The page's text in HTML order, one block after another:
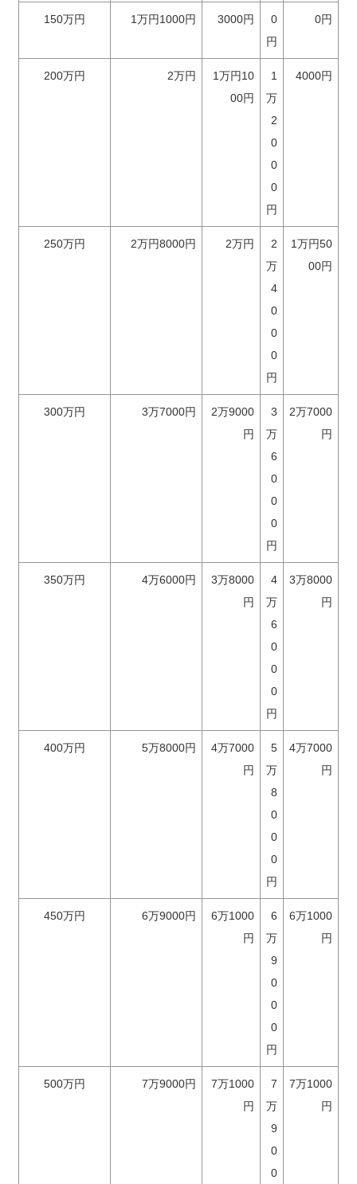
150万円 1万円1000円 3000円
0
円
0円
200万円 2万円
1万円10
00円
1
万
2
0
0
0
円
4000円
250万円 2万円8000円 2万円
2
万
4
0
0
0
円
1万円50
00円
300万円 3万7000円
2万9000
円
3
万
6
0
0
0
円
2万7000
円
350万円 4万6000円
3万8000
円
4
万
6
0
0
0
円
3万8000
円
400万円 5万8000円
4万7000
円
5
万
8
0
0
0
円
4万7000
円
450万円 6万9000円
6万1000
円
6
万
9
0
0
0
円
6万1000
円
500万円 7万9000円
7万1000
円
7
万
9
0
0
7万1000
円